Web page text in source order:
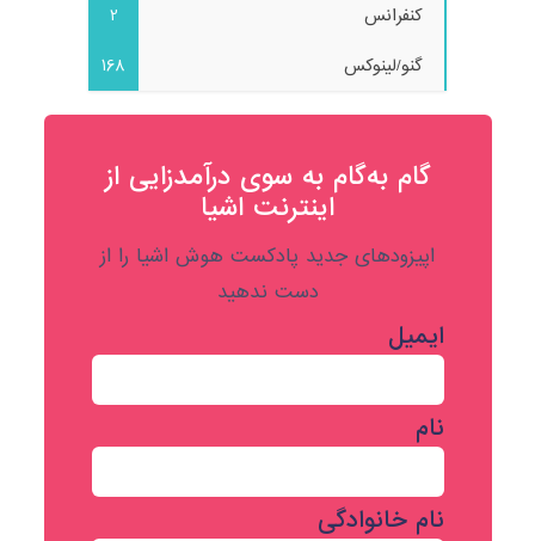
کنفرانس
2
گنو/لینوکس
168
گام به‌گام به‌ سوی درآمدزایی از
اینترنت اشیا
اپیزودهای جدید پادکست هوش اشیا را از
دست ندهید
ایمیل
نام
نام خانوادگی